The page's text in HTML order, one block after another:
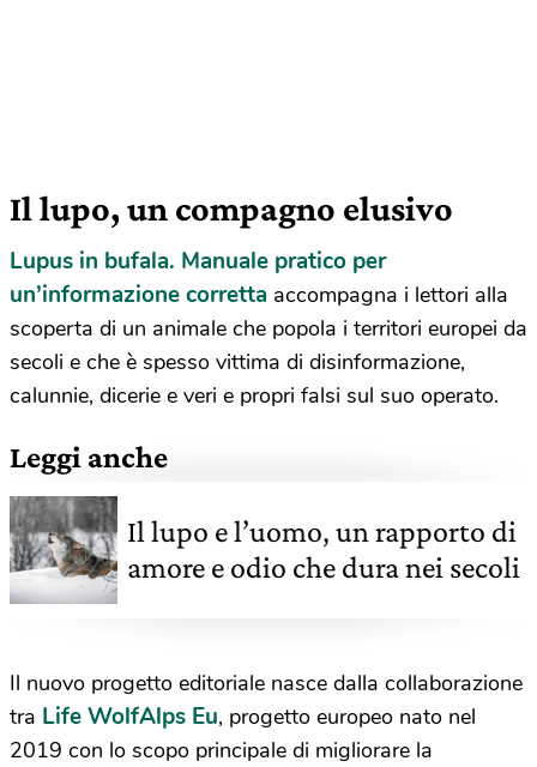
Il lupo, un compagno elusivo
Lupus in bufala. Manuale pratico per
un’informazione corretta accompagna i lettori alla
scoperta di un animale che popola i territori europei da
secoli e che è spesso vittima di disinformazione,
calunnie, dicerie e veri e propri falsi sul suo operato.
Leggi anche
Il lupo e l’uomo, un rapporto di
amore e odio che dura nei secoli
Il nuovo progetto editoriale nasce dalla collaborazione
tra Life WolfAlps Eu, progetto europeo nato nel
2019 con lo scopo principale di migliorare la